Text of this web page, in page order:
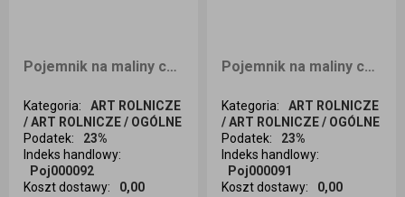
Pojemnik na maliny czeskie 500g 10 sztuk bez nadruku
Kategoria:
ART ROLNICZE
/ ART ROLNICZE / OGÓLNE
Podatek:
23%
Indeks handlowy:
Poj000092
Koszt dostawy: 0,00
Ilość sztuk
Pojemnik na maliny czeskie 500g 500 sztuk z nadrukiem
Kategoria:
ART ROLNICZE
/ ART ROLNICZE / OGÓLNE
Podatek:
23%
Indeks handlowy:
Poj000091
Koszt dostawy: 0,00
Ilość sztuk